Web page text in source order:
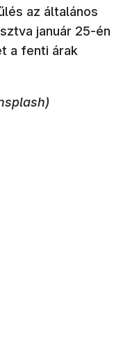
az általános
január 25-én
a fenti árak